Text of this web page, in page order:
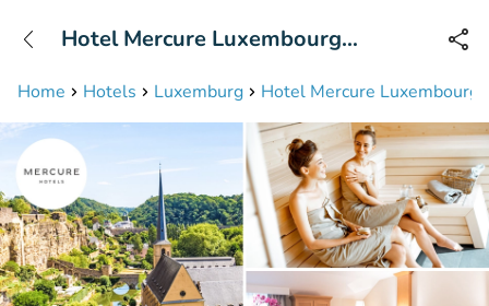
Disponible jusqu'à 23:00 heures
Home Hotels Luxemburg Hotel Mercure Luxembourg
Hotel Mercure Luxembourg